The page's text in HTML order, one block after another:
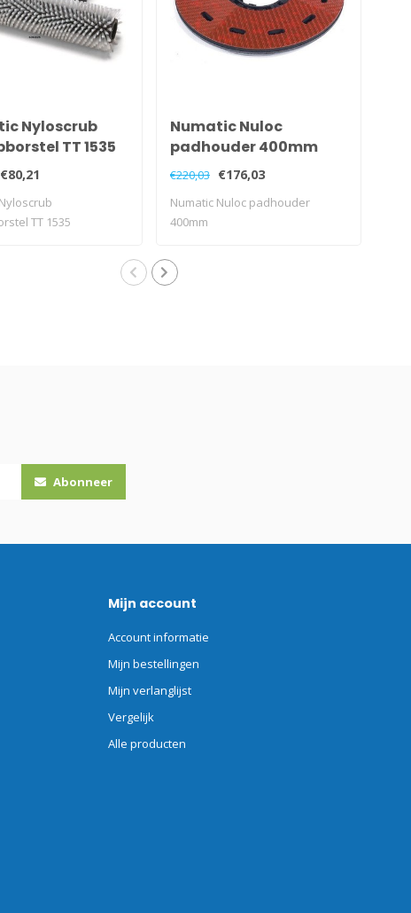
Nyloscrub
TT 1535
€80,21
TT 1535
Numatic Nuloc
padhouder 400mm
€220,03 €176,03
Numatic Nuloc padhouder
400mm
Abonneer
Mijn account
Account informatie
Mijn bestellingen
Mijn verlanglijst
Vergelijk
Alle producten